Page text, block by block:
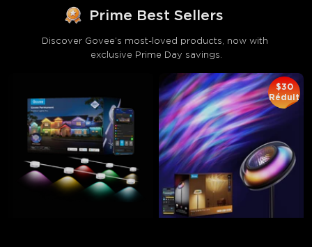
Prime Best Sellers
Discover Govee’s most-loved products, now with
exclusive Prime Day savings.
$30
Réduit